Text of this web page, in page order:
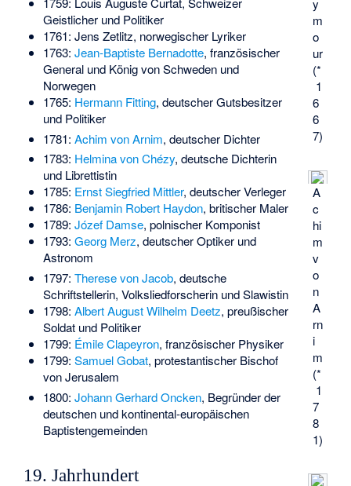
y
m
o
ur
(*
1
6
6
7)
Geistlicher und Politiker
1761: Jens Zetlitz, norwegischer Lyriker
1763: Jean-Baptiste Bernadotte, französischer
General und König von Schweden und
Norwegen
1765: Hermann Fitting, deutscher Gutsbesitzer
und Politiker
A
c
hi
m
v
o
n
A
rn
i
m
(*
1
7
8
1)
1781: Achim von Arnim, deutscher Dichter
1783: Helmina von Chézy, deutsche Dichterin
und Librettistin
1785: Ernst Siegfried Mittler, deutscher Verleger
1786: Benjamin Robert Haydon, britischer Maler
1789: Józef Damse, polnischer Komponist
1793: Georg Merz, deutscher Optiker und
Astronom
1797: Therese von Jacob, deutsche
Schriftstellerin, Volksliedforscherin und Slawistin
1798: Albert August Wilhelm Deetz, preußischer
Soldat und Politiker
1799: Émile Clapeyron, französischer Physiker
1799: Samuel Gobat, protestantischer Bischof
von Jerusalem
1800: Johann Gerhard Oncken, Begründer der
deutschen und kontinental-europäischen
Baptistengemeinden
19. Jahrhundert